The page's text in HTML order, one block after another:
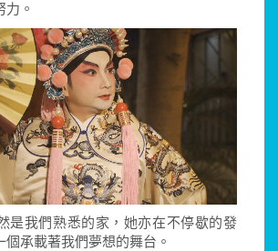
力。
是我們熟悉的家，她亦在不停歇的發
個承載著我們夢想的舞台。